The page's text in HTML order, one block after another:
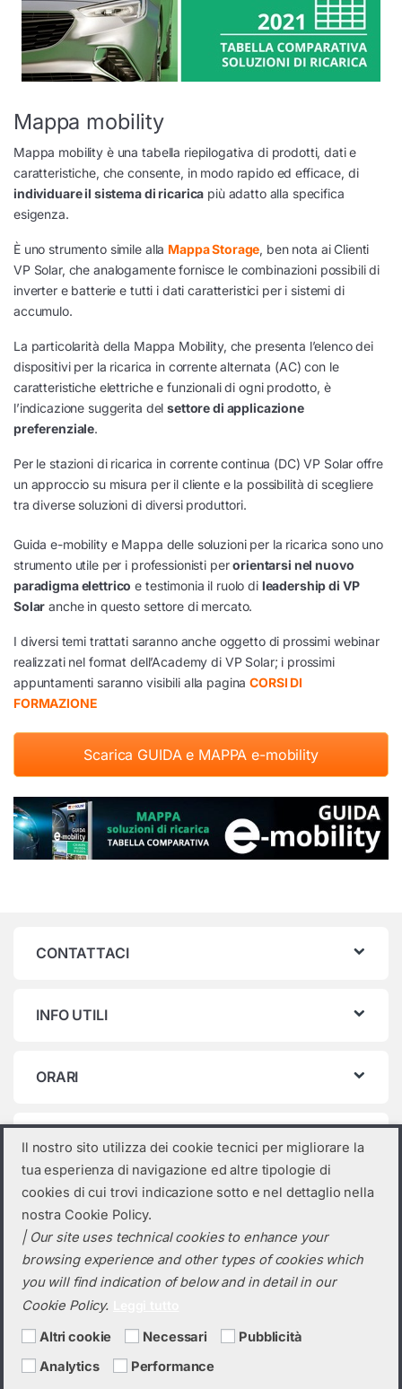
Mappa mobility
Mappa mobility è una tabella riepilogativa di prodotti, dati e
caratteristiche, che consente, in modo rapido ed efficace, di
individuare il sistema di ricarica più adatto alla specifica
esigenza.
È uno strumento simile alla Mappa Storage, ben nota ai Clienti
VP Solar, che analogamente fornisce le combinazioni possibili di
inverter e batterie e tutti i dati caratteristici per i sistemi di
accumulo.
La particolarità della Mappa Mobility, che presenta l’elenco dei
dispositivi per la ricarica in corrente alternata (AC) con le
caratteristiche elettriche e funzionali di ogni prodotto, è
l’indicazione suggerita delsettore di applicazione
preferenziale.
Per le stazioni di ricarica in corrente continua (DC) VP Solar offre
un approccio su misura per il cliente e la possibilità di scegliere
tra diverse soluzioni di diversi produttori.
Guida e-mobility e Mappa delle soluzioni per la ricarica sono uno
strumento utile per i professionisti perorientarsi nel nuovo
paradigma elettrico e testimonia il ruolo di leadership di VP
Solar anche in questo settore di mercato.
I diversi temi trattati saranno anche oggetto di prossimi webinar
realizzati nel format dell’Academy di VP Solar; i prossimi
appuntamenti saranno visibili alla paginaCORSI DI
FORMAZIONE
Scarica GUIDA e MAPPA e-mobility
CONTATTACI
INFO UTILI
ORARI
Categorie prodotto
Seleziona una categoria
Hai bisogno di un preventivo?
Il nostro sito utilizza dei cookie tecnici per migliorare la
tua esperienza di navigazione ed altre tipologie di
cookies di cui trovi indicazione sotto e nel dettaglio nella
nostra Cookie Policy.
| Our site uses technical cookies to enhance your
browsing experience and other types of cookies which
you will find indication of below and in detail in our
Cookie Policy.
Altri cookie Necessari
Pubblicità
Analytics
Performance